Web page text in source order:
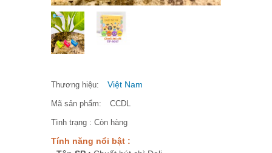
Thương hiệu: Việt Nam
Mã sản phẩm: CCDL
Tình trạng : Còn hàng
Tính năng nổi bật :